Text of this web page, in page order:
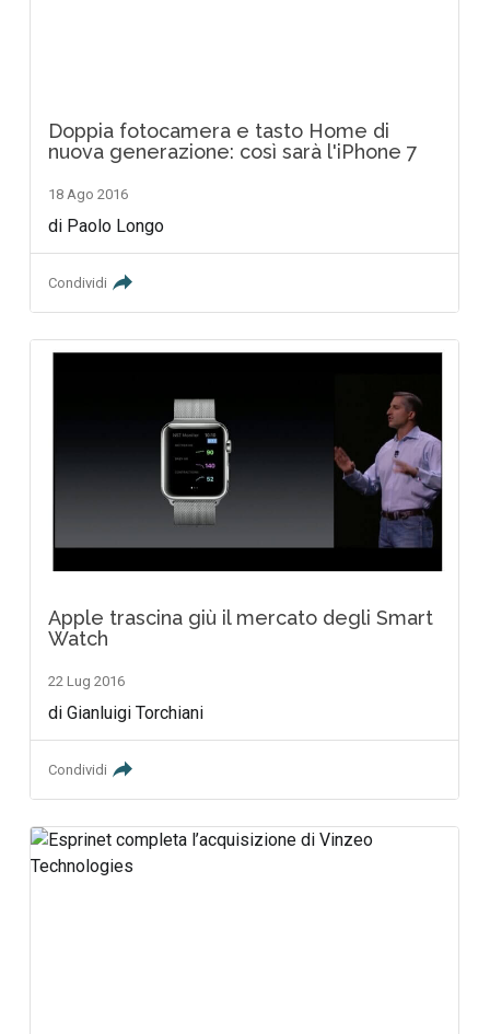
Doppia fotocamera e tasto Home di
nuova generazione: così sarà l'iPhone 7
18 Ago 2016
di Paolo Longo
Condividi
Apple trascina giù il mercato degli Smart
Watch
22 Lug 2016
di Gianluigi Torchiani
Condividi